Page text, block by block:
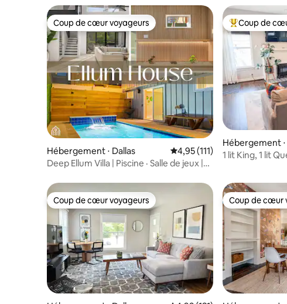
Coup de cœur voyageurs
Coup de cœur voyageurs
Hébergement ⋅ Dallas Évaluation moyenne sur la
4,95 (111)
Deep Ellum Villa | Piscine · Salle de jeux |
Coups de
Coup de
Hébergement ⋅
1 lit King, 1 lit
Coup de cœur voyageurs
Coup de cœur voyageurs Coup de cœur
Coup de cœur